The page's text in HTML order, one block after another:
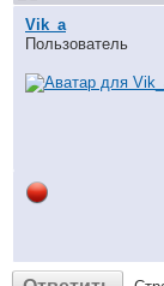
Vik_a
Пользователь